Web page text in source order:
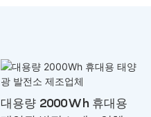
대용량 2000Wh 휴대용